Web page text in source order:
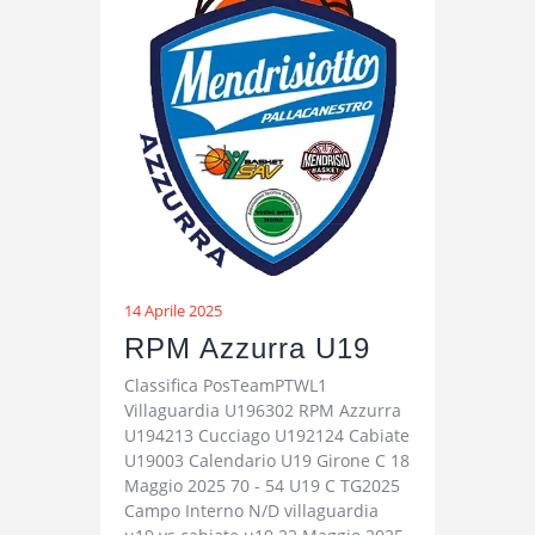
14 Aprile 2025
RPM Azzurra U19
Classifica PosTeamPTWL1
Villaguardia U196302 RPM Azzurra
U194213 Cucciago U192124 Cabiate
U19003 Calendario U19 Girone C 18
Maggio 2025 70 - 54 U19 C TG2025
Campo Interno N/D villaguardia